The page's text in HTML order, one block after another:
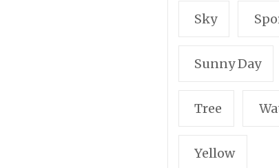
Sky
Sunny Day
Tree
Yellow